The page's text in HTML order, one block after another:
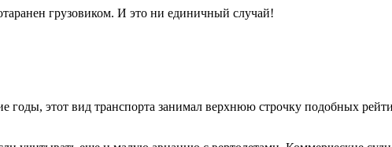
грузовиком. И это ни единичный случай!
этот вид транспорта занимал верхнюю строчку подобных